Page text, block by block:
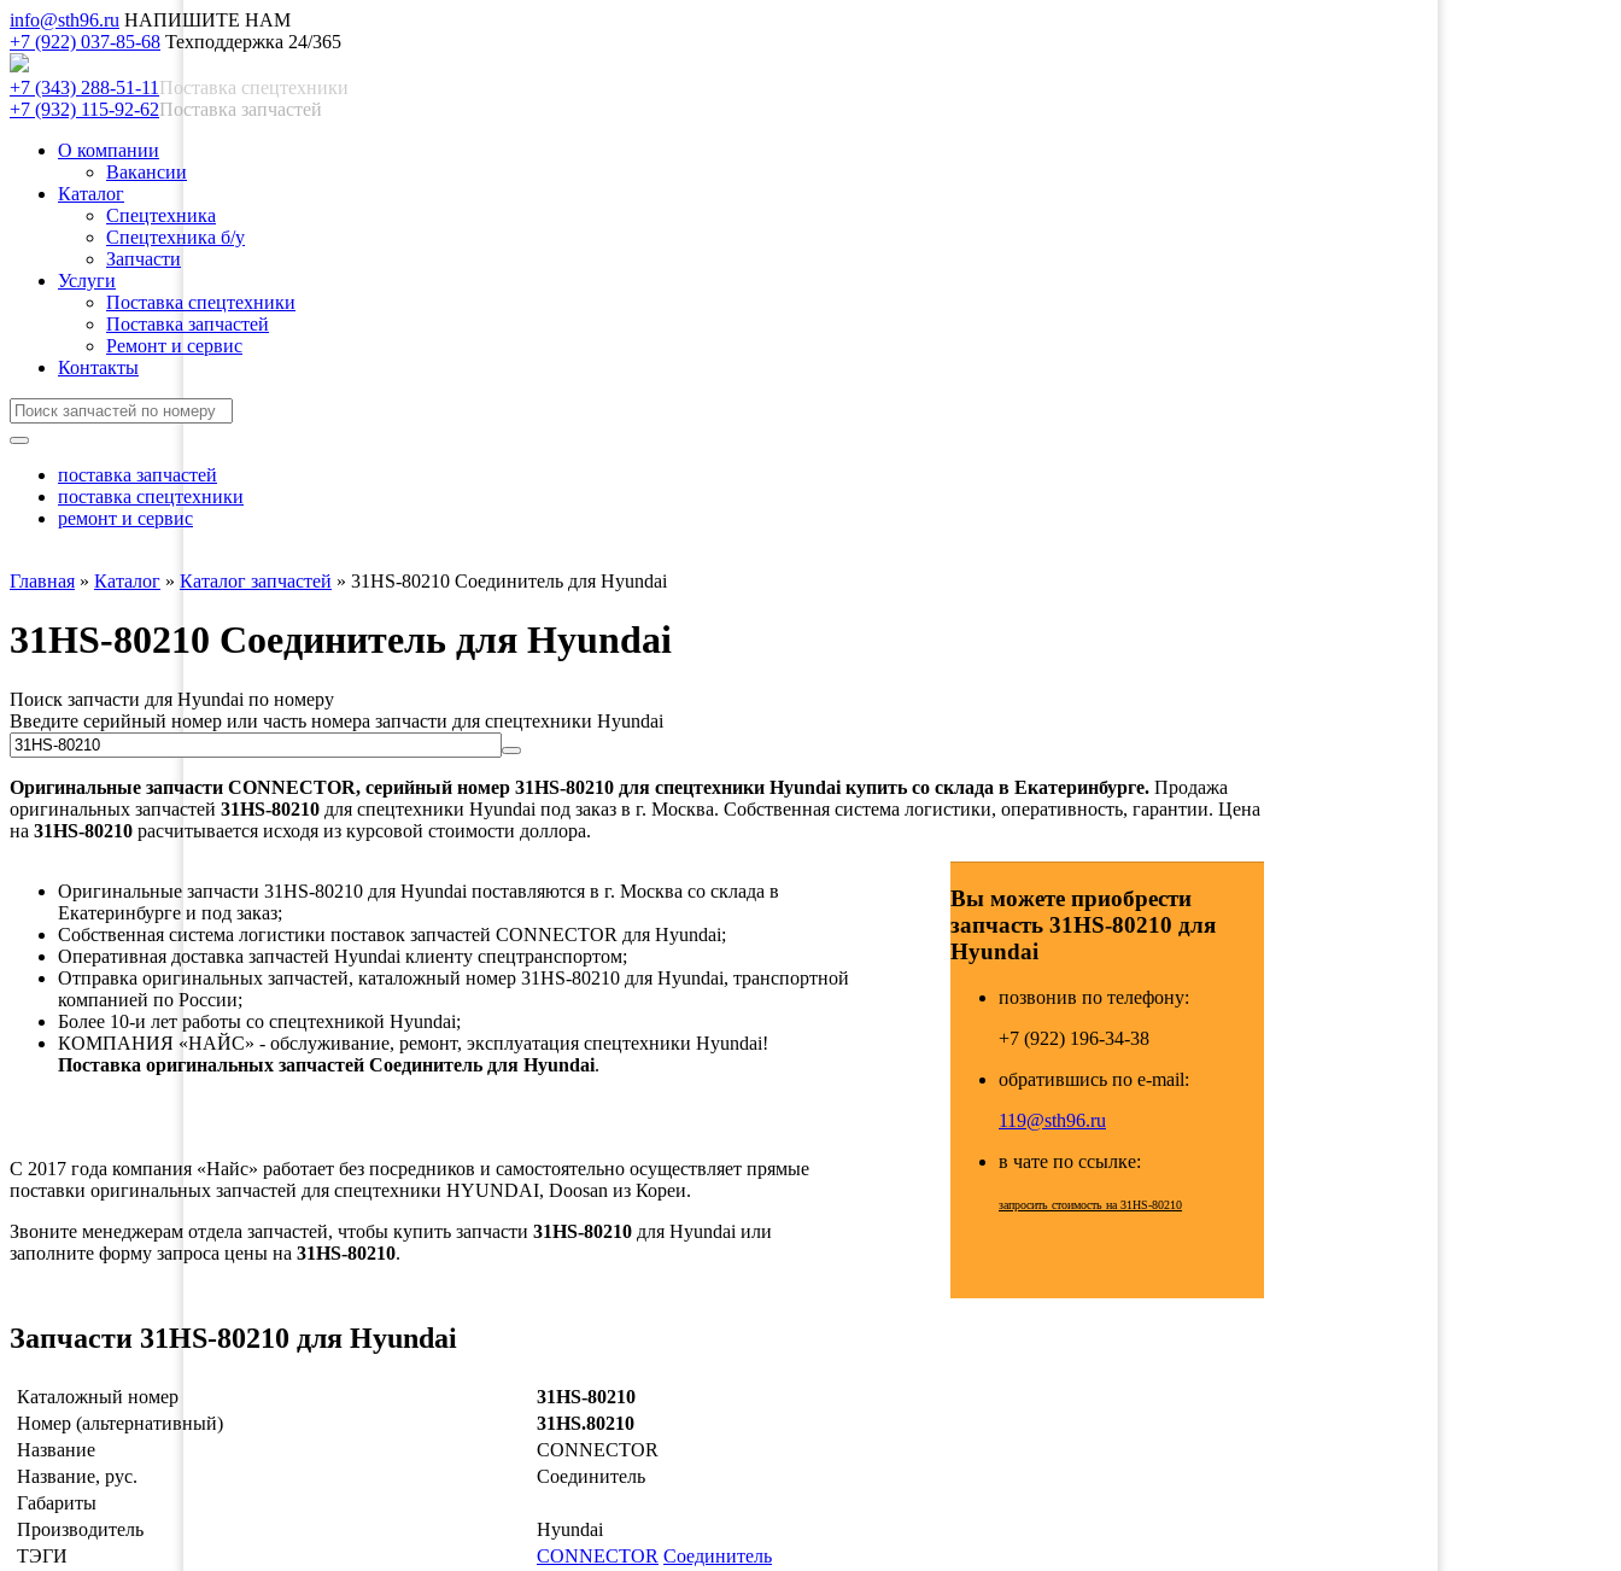
info@sth96.ru НАПИШИТЕ НАМ
+7 (922) 037-85-68 Техподдержка 24/365
+7 (343) 288-51-11 Поставка спецтехники
+7 (932) 115-92-62Поставка запчастей
О компании
Вакансии
Каталог
Спецтехника
Спецтехника б/у
Запчасти
Услуги
Поставка спецтехники
Поставка запчастей
Ремонт и сервис
Контакты
поставка запчастей
поставка спецтехники
ремонт и сервис
Главная » Каталог » Каталог запчастей » 31HS-80210 Соединитель для Hyundai
31HS-80210 Соединитель для Hyundai
Поиск запчасти для Hyundai по номеру
Введите серийный номер или часть номера запчасти для спецтехники Hyundai
Оригинальные запчасти CONNECTOR, серийный номер 31HS-80210 для спецтехники Hyundai купить со склада в Екатеринбурге. Продажа
оригинальных запчастей 31HS-80210 для спецтехники Hyundai под заказ в г. Москва. Собственная система логистики, оперативность, гарантии. Цена
на 31HS-80210 расчитывается исходя из курсовой стоимости доллора.
Оригинальные запчасти 31HS-80210 для Hyundai поставляются в г. Москва со склада в
Екатеринбурге и под заказ;
Собственная система логистики поставок запчастей CONNECTOR для Hyundai;
Оперативная доставка запчастей Hyundai клиенту спецтранспортом;
Отправка оригинальных запчастей, каталожный номер 31HS-80210 для Hyundai, транспортной
компанией по России;
Более 10-и лет работы со спецтехникой Hyundai;
КОМПАНИЯ «НАЙС» - обслуживание, ремонт, эксплуатация спецтехники Hyundai!
Поставка оригинальных запчастей Соединитель для Hyundai.
С 2017 года компания «Найс» работает без посредников и самостоятельно осуществляет прямые
поставки оригинальных запчастей для спецтехники HYUNDAI, Doosan из Кореи.
Звоните менеджерам отдела запчастей, чтобы купить запчасти 31HS-80210 для Hyundai или
заполните форму запроса цены на 31HS-80210.
Вы можете приобрести
запчасть 31HS-80210 для
Hyundai
позвонив по телефону:
+7 (922) 196-34-38
обратившись по e-mail:
119@sth96.ru
в чате по ссылке:
запросить стоимость на 31HS-80210
Запчасти 31HS-80210 для Hyundai
Каталожный номер
31HS-80210
Номер (альтернативный)
31HS.80210
Название
CONNECTOR
Название, рус.
Соединитель
Габариты
Производитель
Hyundai
ТЭГИ
CONNECTOR Соединитель